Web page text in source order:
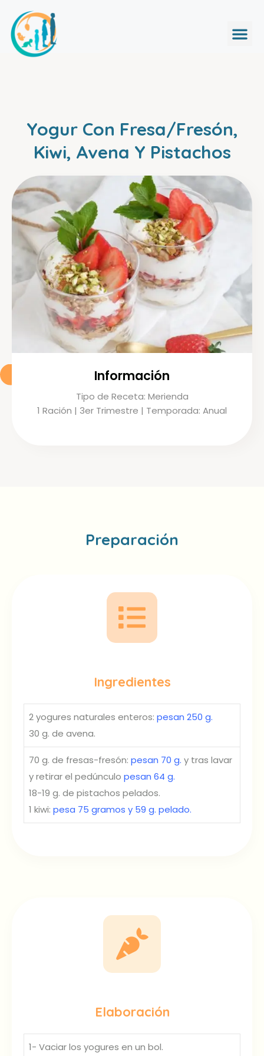
Yogur Con Fresa/Fresón,
Kiwi, Avena Y Pistachos
Información
Tipo de Receta: Merienda
1 Ración | 3er Trimestre | Temporada: Anual
Preparación
Ingredientes
2 yogures naturales enteros: pesan 250 g.
30 g. de avena.
70 g. de fresas-fresón: pesan 70 g. y tras lavar
y retirar el pedúnculo pesan 64 g.
18-19 g. de pistachos pelados.
1 kiwi: pesa 75 gramos y 59 g. pelado.
Elaboración
1- Vaciar los yogures en un bol.